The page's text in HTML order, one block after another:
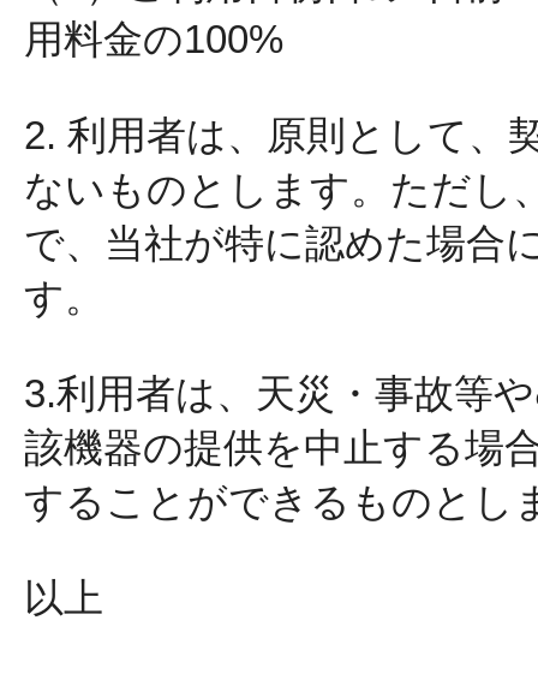
用料金の100%
2. 利用者は、原則として、
ないものとします。ただし
で、当社が特に認めた場合
す。
3.利用者は、天災・事故等
該機器の提供を中止する場
することができるものとし
以上